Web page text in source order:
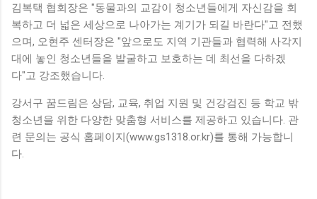
김복택 협회장은 "동물과의 교감이 청소년들에게 자신감을 회
복하고 더 넓은 세상으로 나아가는 계기가 되길 바란다"고 전했
으며, 오현주 센터장은 "앞으로도 지역 기관들과 협력해 사각지
대에 놓인 청소년들을 발굴하고 보호하는 데 최선을 다하겠
다"고 강조했습니다.
강서구 꿈드림은 상담, 교육, 취업 지원 및 건강검진 등 학교 밖
청소년을 위한 다양한 맞춤형 서비스를 제공하고 있습니다. 관
련 문의는 공식 홈페이지(www.gs1318.or.kr)를 통해 가능합니
다.